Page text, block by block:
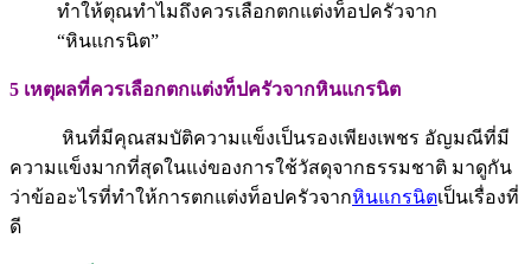
ทำให้ตุณทำไมถึงควรเลือกตกแต่งท็อปครัวจาก
“หินแกรนิต”
5 เหตุผลที่ควรเลือกตกแต่งท็ปครัวจากหินแกรนิต
หินที่มีคุณสมบัติความแข็งเป็นรองเพียงเพชร อัญมณีที่มี
ความแข็งมากที่สุดในแง่ของการใช้วัสดุจากธรรมชาติ มาดูกัน
ว่าข้ออะไรที่ทำให้การตกแต่งท็อปครัวจากหินแกรนิตเป็นเรื่องที่
ดี